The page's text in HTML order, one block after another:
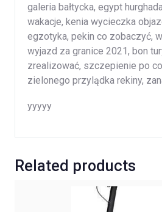
galeria bałtycka, egypt
wakacje, kenia wycieczka
egzotyka, pekin co zobaczyć,
wyjazd za granice 2021, bon
zrealizować, szczepienie po
zielonego przylądka rekiny,
yyyyy
Related products